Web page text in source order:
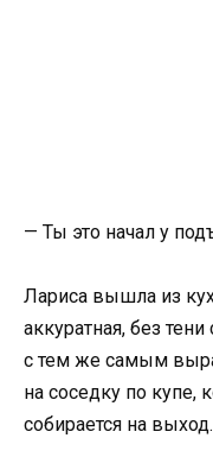
— Ты это начал у
Лариса вышла из
аккуратная, без
с тем же самым
на соседку по купе,
собирается на выход.